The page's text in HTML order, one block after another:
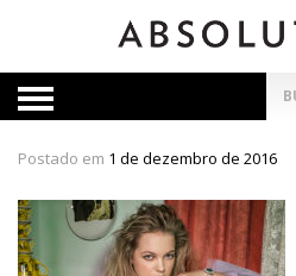
por:
Postado em 1 de dezembro de 2016